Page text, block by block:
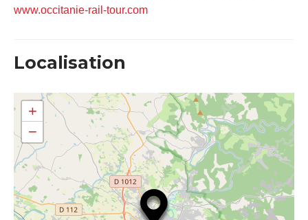
www.occitanie-rail-tour.com
Localisation
+
−